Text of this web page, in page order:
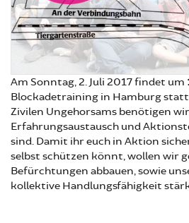
Am Sonntag, 2. Juli 2017 findet um
Blockadetraining in Hamburg
Zivilen Ungehorsams benötigen
Erfahrungsaustausch und
sind. Damit ihr euch in Aktion
selbst schützen könnt, wollen wir
Befürchtungen abbauen, sowie
kollektive Handlungsfähigkeit